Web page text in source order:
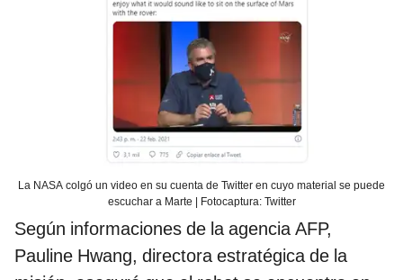
La NASA colgó un video en su cuenta de Twitter en cuyo material se puede
escuchar a Marte | Fotocaptura: Twitter
Según informaciones de la agencia AFP,
Pauline Hwang, directora estratégica de la